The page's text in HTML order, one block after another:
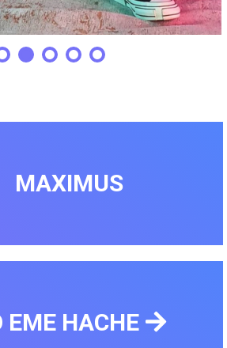
MAXIMUS
EME HACHE